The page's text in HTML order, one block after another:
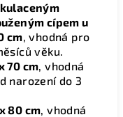
cípem u
cm, vhodná pro
věku.
70 cm, vhodná
narození do 3
80 cm, vhodná